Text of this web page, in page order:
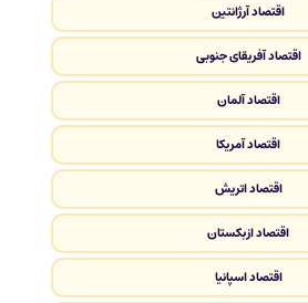
اقتصاد آرژانتین
اقتصاد آفریقای جنوبی
اقتصاد آلمان
اقتصاد آمریکا
اقتصاد اتریش
اقتصاد ازبکستان
اقتصاد اسپانیا